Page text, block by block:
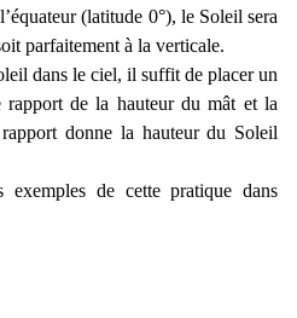
(latitude 0°), le Soleil sera
parfaitement à la verticale.
dans le ciel, il suffit de placer un
de la hauteur du mât et la
donne la hauteur du Soleil
exemples de cette pratique dans